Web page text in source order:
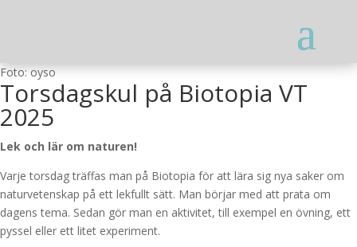
Foto: oyso
Torsdagskul på Biotopia VT
2025
Lek och lär om naturen!
Varje torsdag träffas man på Biotopia för att lära sig nya saker om
naturvetenskap på ett lekfullt sätt. Man börjar med att prata om
dagens tema. Sedan gör man en aktivitet, till exempel en övning, ett
pyssel eller ett litet experiment.